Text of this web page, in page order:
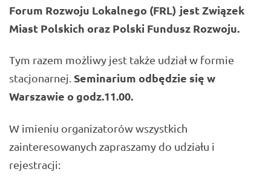
Forum Rozwoju Lokalnego (FRL) jest Związek
Miast Polskich oraz Polski Fundusz Rozwoju.
Tym razem możliwy jest także udział w formie
stacjonarnej. Seminarium odbędzie się w
Warszawie o godz.11.00.
W imieniu organizatorów wszystkich
zainteresowanych zapraszamy do udziału i
rejestracji: